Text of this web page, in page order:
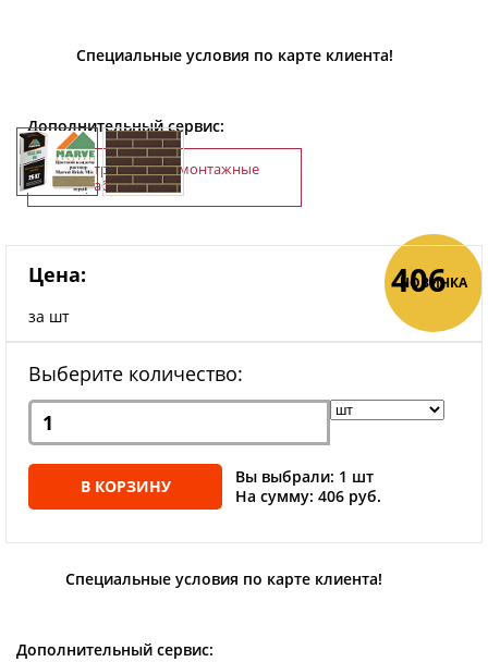
Специальные условия по карте клиента!
Дополнительный сервис:
Строительно-монтажные
работы
НОВИНКА
Цена:
за шт
406
Выберите количество:
В КОРЗИНУ
Вы выбрали: 1 шт
На сумму: 406 руб.
Специальные условия по карте клиента!
Дополнительный сервис: